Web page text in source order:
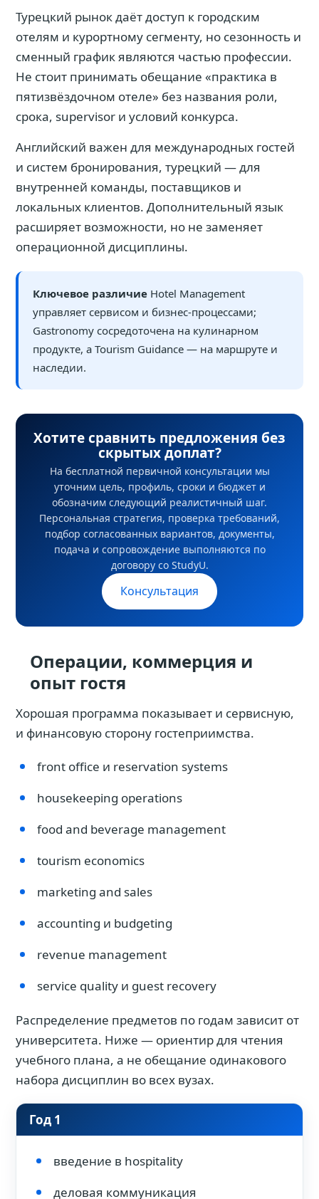
Турецкий рынок даёт доступ к городским
отелям и курортному сегменту, но сезонность и
сменный график являются частью профессии.
Не стоит принимать обещание «практика в
пятизвёздочном отеле» без названия роли,
срока, supervisor и условий конкурса.
Английский важен для международных гостей
и систем бронирования, турецкий — для
внутренней команды, поставщиков и
локальных клиентов. Дополнительный язык
расширяет возможности, но не заменяет
операционной дисциплины.
Ключевое различие Hotel Management
управляет сервисом и бизнес-процессами;
Gastronomy сосредоточена на кулинарном
продукте, а Tourism Guidance — на маршруте и
наследии.
Хотите сравнить предложения без
скрытых доплат?
На бесплатной первичной консультации мы
уточним цель, профиль, сроки и бюджет и
обозначим следующий реалистичный шаг.
Персональная стратегия, проверка требований,
подбор согласованных вариантов, документы,
подача и сопровождение выполняются по
договору со StudyU.
Консультация
Операции, коммерция и
опыт гостя
Хорошая программа показывает и сервисную,
и финансовую сторону гостеприимства.
front office и reservation systems
housekeeping operations
food and beverage management
tourism economics
marketing and sales
accounting и budgeting
revenue management
service quality и guest recovery
Распределение предметов по годам зависит от
университета. Ниже — ориентир для чтения
учебного плана, а не обещание одинакового
набора дисциплин во всех вузах.
Год 1
введение в hospitality
деловая коммуникация